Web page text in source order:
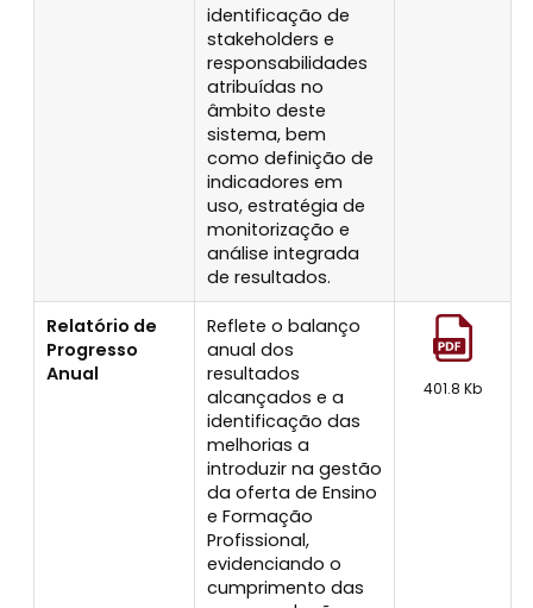
identificação de
stakeholders e
responsabilidades
atribuídas no
âmbito deste
sistema, bem
como definição de
indicadores em
uso, estratégia de
monitorização e
análise integrada
de resultados.
Relatório de
Progresso
Anual
Reflete o balanço
anual dos
resultados
alcançados e a
identificação das
melhorias a
introduzir na gestão
da oferta de Ensino
e Formação
Profissional,
evidenciando o
cumprimento das
401.8 Kb